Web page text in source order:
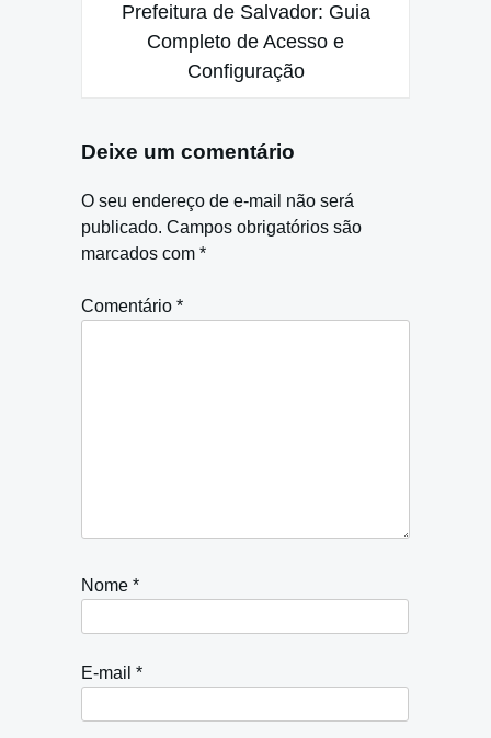
Prefeitura de Salvador: Guia
Completo de Acesso e
Configuração
Deixe um comentário
O seu endereço de e-mail não será
publicado. Campos obrigatórios são
marcados com *
Comentário *
Nome *
E-mail *